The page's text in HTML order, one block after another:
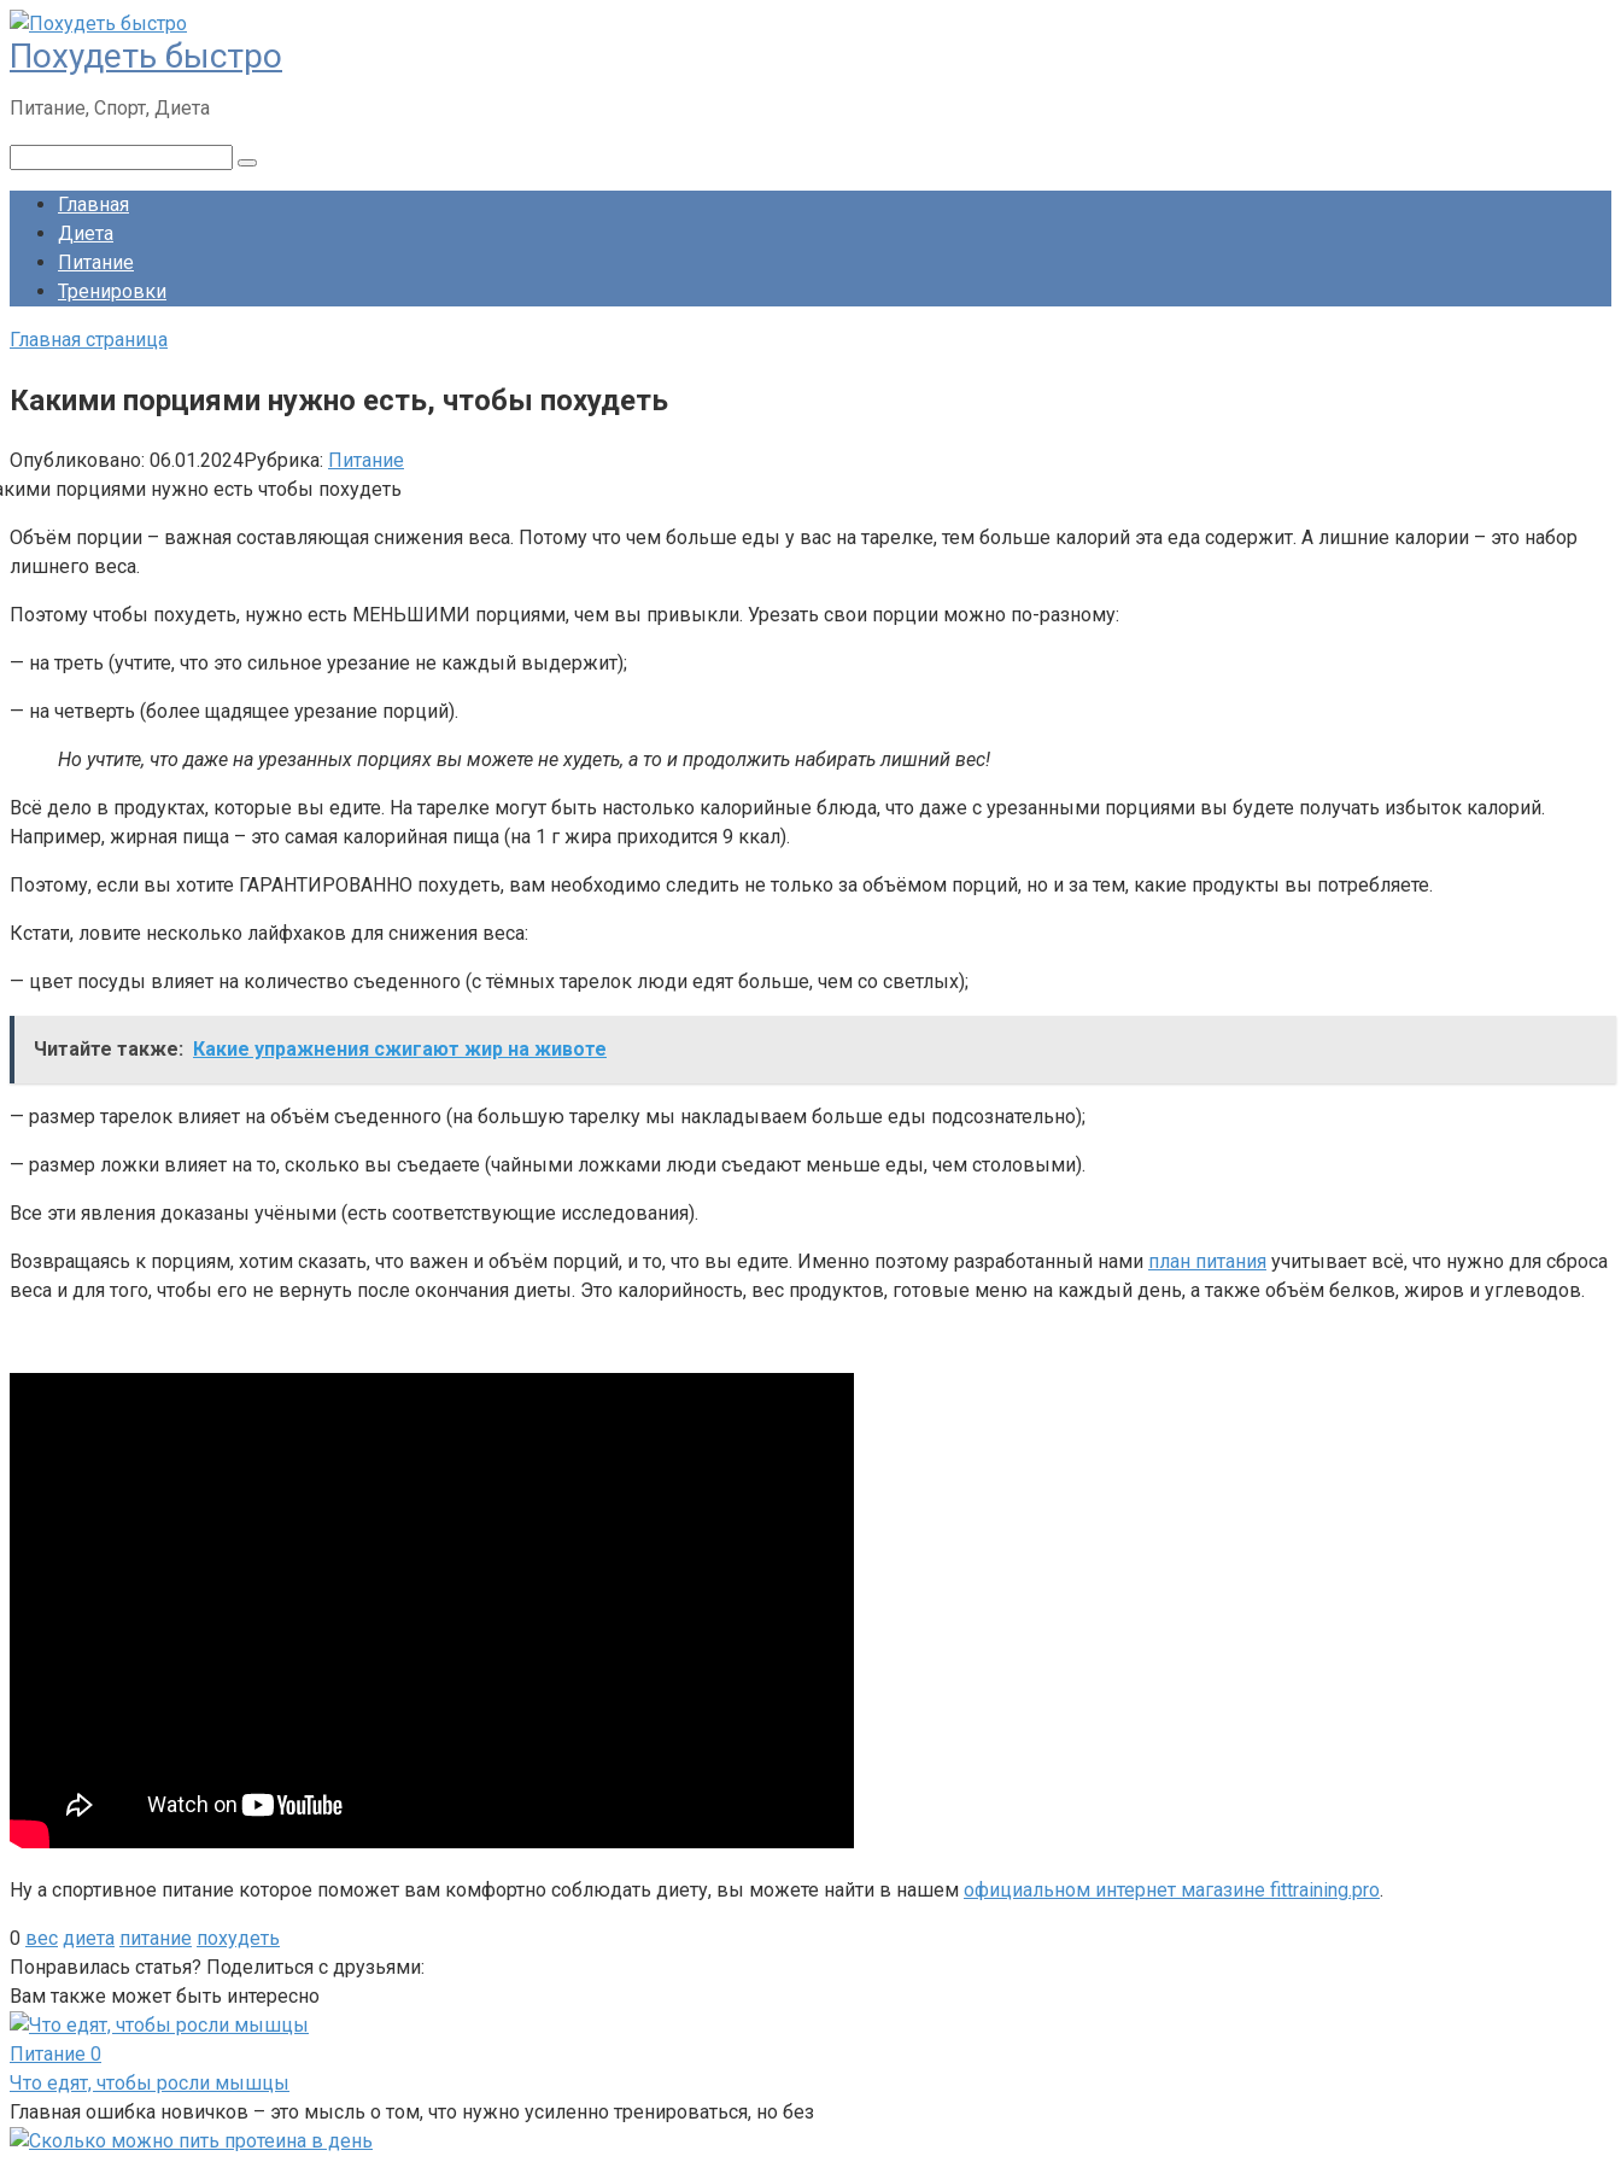
Перейти
к
контенту
Похудеть быстро
Питание, Спорт, Диета
Главная
Диета
Питание
Тренировки
Главная страница
Какими порциями нужно есть, чтобы похудеть
Опубликовано: 06.01.2024Рубрика: Питание
Объём порции – важная составляющая снижения веса. Потому что чем больше еды у вас на тарелке, тем больше калорий эта еда содержит. А лишние калории – это набор
лишнего веса.
Поэтому чтобы похудеть, нужно есть МЕНЬШИМИ порциями, чем вы привыкли. Урезать свои порции можно по-разному:
— на треть (учтите, что это сильное урезание не каждый выдержит);
— на четверть (более щадящее урезание порций).
Но учтите, что даже на урезанных порциях вы можете не худеть, а то и продолжить набирать лишний вес!
Всё дело в продуктах, которые вы едите. На тарелке могут быть настолько калорийные блюда, что даже с урезанными порциями вы будете получать избыток калорий.
Например, жирная пища – это самая калорийная пища (на 1 г жира приходится 9 ккал).
Поэтому, если вы хотите ГАРАНТИРОВАННО похудеть, вам необходимо следить не только за объёмом порций, но и за тем, какие продукты вы потребляете.
Кстати, ловите несколько лайфхаков для снижения веса:
— цвет посуды влияет на количество съеденного (с тёмных тарелок люди едят больше, чем со светлых);
Читайте также: Какие упражнения сжигают жир на животе
— размер тарелок влияет на объём съеденного (на большую тарелку мы накладываем больше еды подсознательно);
— размер ложки влияет на то, сколько вы съедаете (чайными ложками люди съедают меньше еды, чем столовыми).
Все эти явления доказаны учёными (есть соответствующие исследования).
Возвращаясь к порциям, хотим сказать, что важен и объём порций, и то, что вы едите. Именно поэтому разработанный нами план питания учитывает всё, что нужно для сброса
веса и для того, чтобы его не вернуть после окончания диеты. Это калорийность, вес продуктов, готовые меню на каждый день, а также объём белков, жиров и углеводов.
Ну а спортивное питание которое поможет вам комфортно соблюдать диету, вы можете найти в нашем официальном интернет магазине fittraining.pro.
0 вес диета питание похудеть
Понравилась статья? Поделиться с друзьями:
Вам также может быть интересно
Питание 0
Что едят, чтобы росли мышцы
Главная ошибка новичков – это мысль о том, что нужно усиленно тренироваться, но без